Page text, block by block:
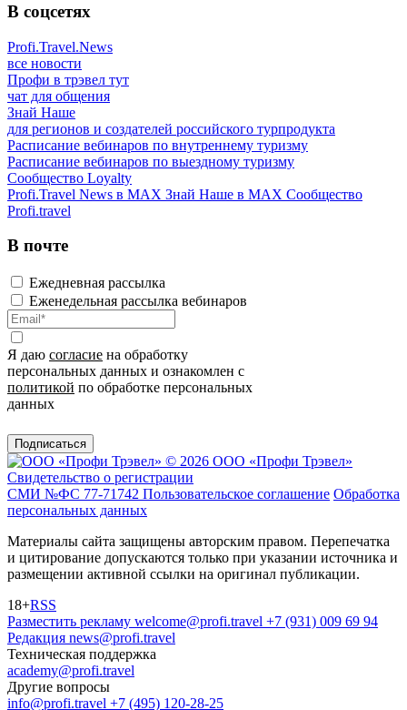
В соцсетях
Profi.Travel.News
все новости
Профи в трэвел тут
чат для общения
Знай Наше
для регионов и создателей российского турпродукта
Расписание вебинаров по внутреннему туризму
Расписание вебинаров по выездному туризму
Сообщество Loyalty
Profi.Travel News в MAX Знай Наше в MAX Сообщество
Profi.travel
В почте
Ежедневная рассылка
Еженедельная рассылка вебинаров
Я даю согласие на обработку
персональных данных и ознакомлен с
политикой по обработке персональных
данных
Подписаться
© 2026 ООО «Профи Трэвeл»
Свидетельство о регистрации
СМИ №ФС 77-71742 Пользовательское соглашение Обработка
персональных данных
Материалы сайта защищены авторским правом. Перепечатка
и цитирование допускаются только при указании источника и
размещении активной ссылки на оригинал публикации.
18+RSS
Разместить рекламу welcome@profi.travel +7 (931) 009 69 94
Редакция news@profi.travel
Техническая поддержка
academy@profi.travel
Другие вопросы
info@profi.travel +7 (495) 120-28-25